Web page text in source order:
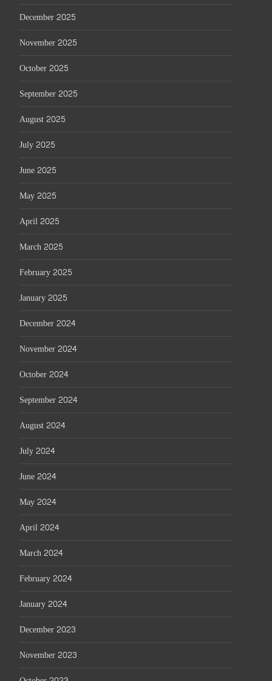
December 2025
November 2025
October 2025
September 2025
August 2025
July 2025
June 2025
May 2025
April 2025
March 2025
February 2025
January 2025
December 2024
November 2024
October 2024
September 2024
August 2024
July 2024
June 2024
May 2024
April 2024
March 2024
February 2024
January 2024
December 2023
November 2023